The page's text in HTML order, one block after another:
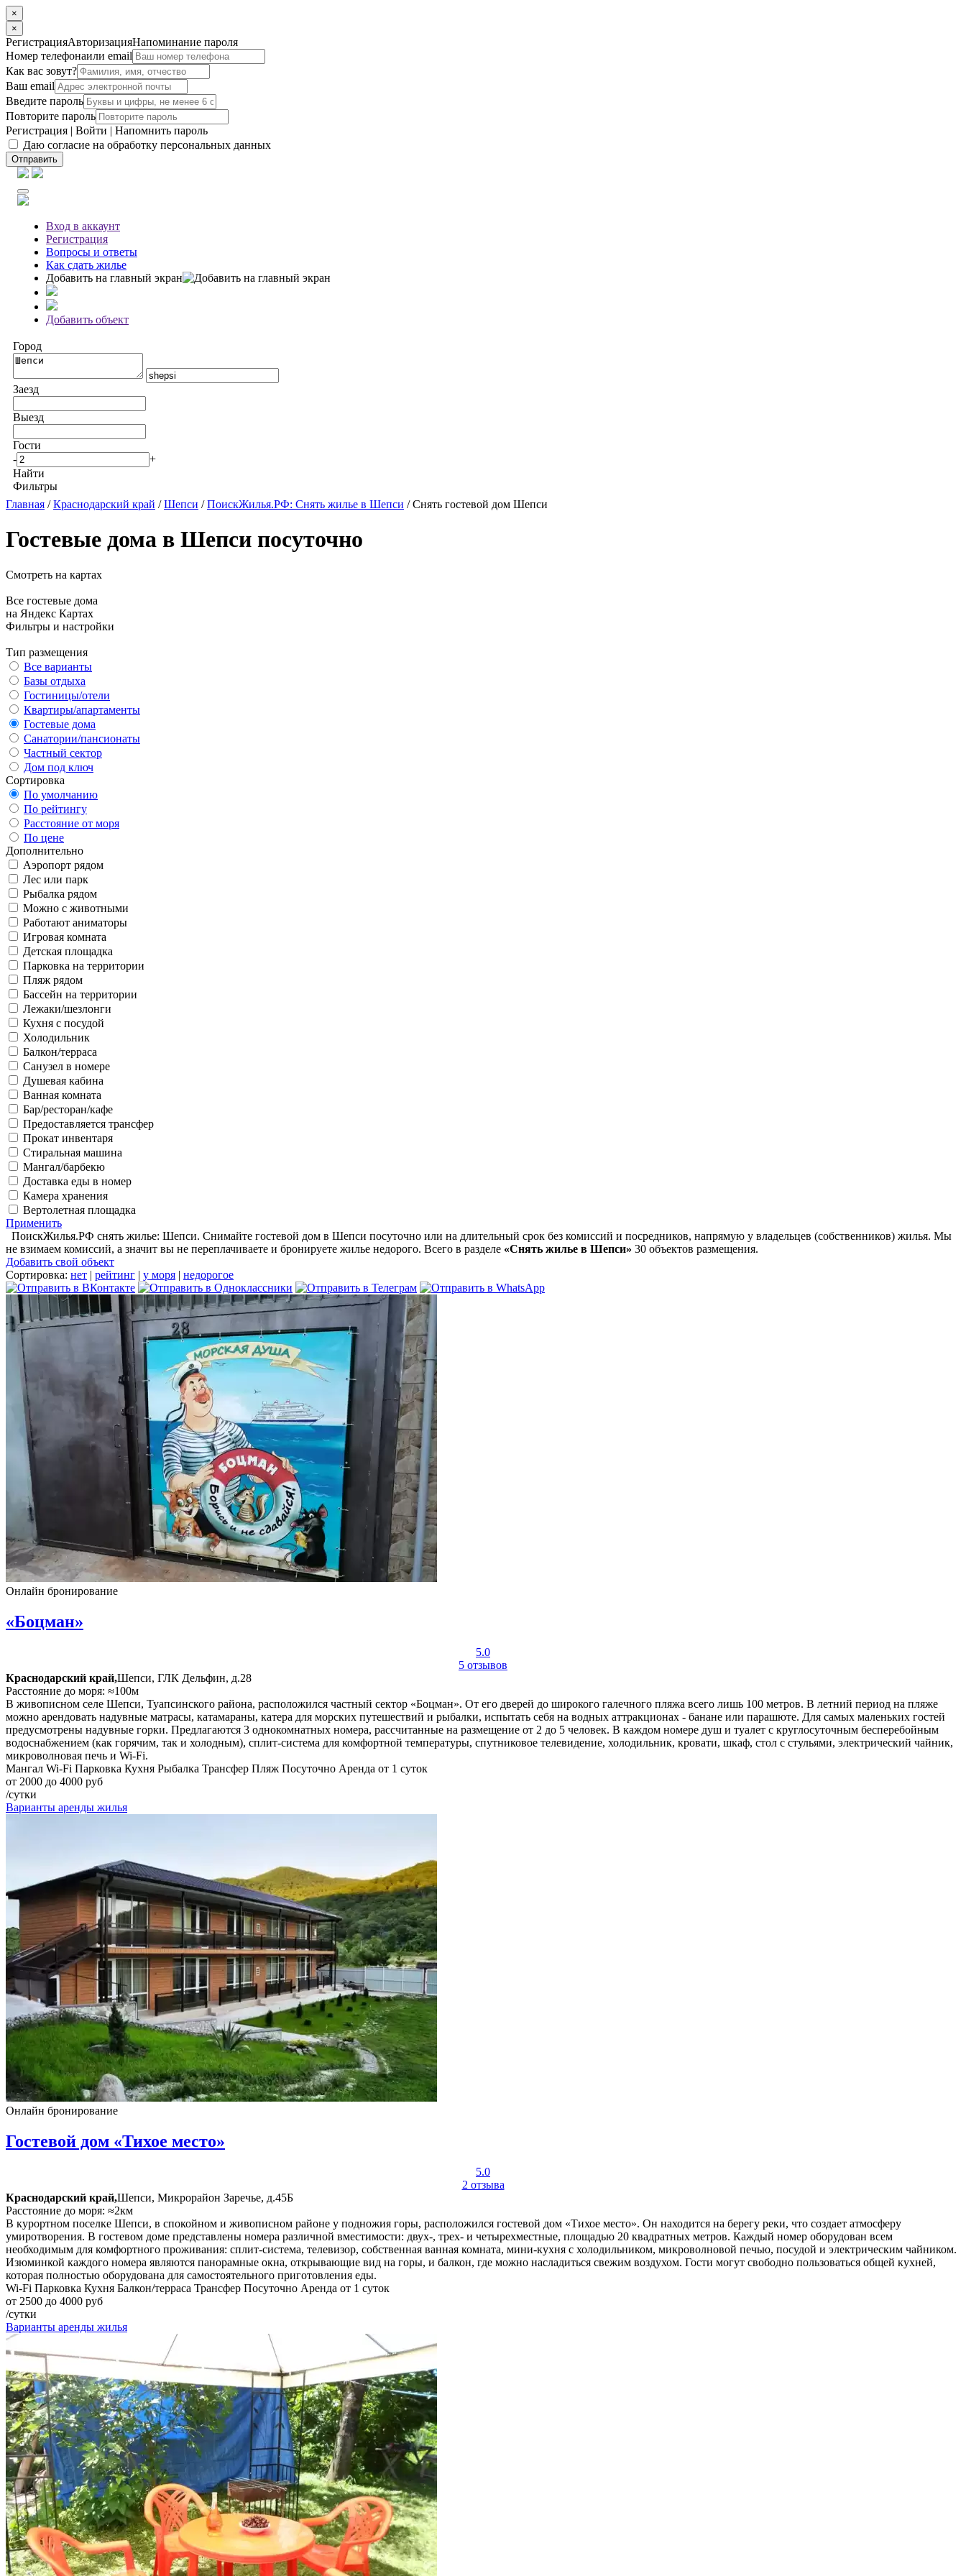
×
×
РегистрацияАвторизацияНапоминание пароля
Номер телефонаили email
Как вас зовут?
Ваш email
Введите пароль
Повторите пароль
Регистрация | Войти | Напомнить пароль
Даю согласие на обработку персональных данных
Отправить
Вход в аккаунт
Регистрация
Вопросы и ответы
Как сдать жилье
Добавить на главный экран
Добавить объект
Город
Заезд
Выезд
Гости
-
+
Найти
Фильтры
Главная /Краснодарский край /Шепси /ПоискЖилья.РФ: Снять жилье в Шепси / Снять гостевой дом Шепси
Гостевые дома в Шепси посуточно
Смотреть на картах
Все гостевые дома
на Яндекс Картах
Фильтры и настройки
Тип размещения
Все варианты
Базы отдыха
Гостиницы/отели
Квартиры/апартаменты
Гостевые дома
Санатории/пансионаты
Частный сектор
Дом под ключ
Сортировка
По умолчанию
По рейтингу
Расстояние от моря
По цене
Дополнительно
Аэропорт рядом
Лес или парк
Рыбалка рядом
Можно с животными
Работают аниматоры
Игровая комната
Детская площадка
Парковка на территории
Пляж рядом
Бассейн на территории
Лежаки/шезлонги
Кухня с посудой
Холодильник
Балкон/терраса
Санузел в номере
Душевая кабина
Ванная комната
Бар/ресторан/кафе
Предоставляется трансфер
Прокат инвентаря
Стиральная машина
Мангал/барбекю
Доставка еды в номер
Камера хранения
Вертолетная площадка
Применить
ПоискЖилья.РФ снять жилье: Шепси. Снимайте гостевой дом в Шепси посуточно или на длительный срок без комиссий и посредников, напрямую у владельцев (собственников) жилья. Мы
не взимаем комиссий, а значит вы не переплачиваете и бронируете жилье недорого. Всего в разделе «Снять жилье в Шепси» 30 объектов размещения.
Добавить свой объект
Сортировка: нет | рейтинг | у моря | недорогое
Онлайн бронирование
«Боцман»
5.0
5 отзывов
Краснодарский край,Шепси, ГЛК Дельфин, д.28
Расстояние до моря: ≈100м
В живописном селе Шепси, Туапсинского района, расположился частный сектор «Боцман». От его дверей до широкого галечного пляжа всего лишь 100 метров. В летний период на пляже
можно арендовать надувные матрасы, катамараны, катера для морских путешествий и рыбалки, испытать себя на водных аттракционах - банане или парашюте. Для самых маленьких гостей
предусмотрены надувные горки. Предлагаются 3 однокомнатных номера, рассчитанные на размещение от 2 до 5 человек. В каждом номере душ и туалет с круглосуточным бесперебойным
водоснабжением (как горячим, так и холодным), сплит-система для комфортной температуры, спутниковое телевидение, холодильник, кровати, шкаф, стол с стульями, электрический чайник,
микроволновая печь и Wi-Fi.
Мангал Wi-Fi Парковка Кухня Рыбалка Трансфер Пляж Посуточно Аренда от 1 суток
от 2000 до 4000 руб
/сутки
Варианты аренды жилья
Онлайн бронирование
Гостевой дом «Тихое место»
5.0
2 отзыва
Краснодарский край,Шепси, Микрорайон Заречье, д.45Б
Расстояние до моря: ≈2км
В курортном поселке Шепси, в спокойном и живописном районе у подножия горы, расположился гостевой дом «Тихое место». Он находится на берегу реки, что создает атмосферу
умиротворения. В гостевом доме представлены номера различной вместимости: двух-, трех- и четырехместные, площадью 20 квадратных метров. Каждый номер оборудован всем
необходимым для комфортного проживания: сплит-система, телевизор, собственная ванная комната, мини-кухня с холодильником, микроволновой печью, посудой и электрическим чайником.
Изюминкой каждого номера являются панорамные окна, открывающие вид на горы, и балкон, где можно насладиться свежим воздухом. Гости могут свободно пользоваться общей кухней,
которая полностью оборудована для самостоятельного приготовления еды.
Wi-Fi Парковка Кухня Балкон/терраса Трансфер Посуточно Аренда от 1 суток
от 2500 до 4000 руб
/сутки
Варианты аренды жилья